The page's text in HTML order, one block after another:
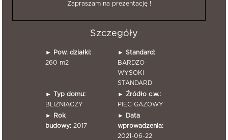
Zapraszam na prezentację !
Szczegóły
►
Pow. działki:
260 m2
► Standard:
BARDZO
WYSOKI
STANDARD
►
Typ domu:
BLIŹNIACZY
► Źródło c.w.:
PIEC GAZOWY
►
Rok
budowy: 2017
►
Data
wprowadzenia:
2021-06-22